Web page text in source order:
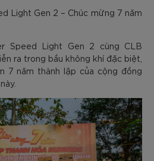
Light Gen 2 – Chúc mừng 7 năm
Speed Light Gen 2 cùng CLB
ra trong bầu không khí đặc biệt,
7 năm thành lập của cộng đồng